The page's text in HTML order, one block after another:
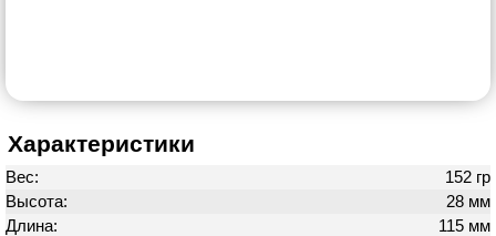
Характеристики
Вес:
152 гр
Высота:
28 мм
Длина:
115 мм